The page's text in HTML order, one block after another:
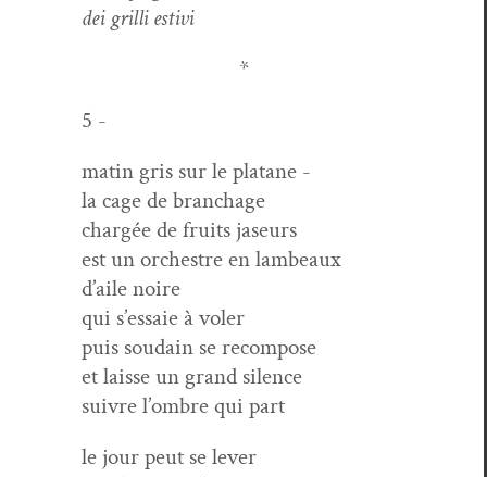
dei gril­li estivi
*
5 -
matin gris sur le platane -
la cage de branchage
chargée de fruits jaseurs
est un orchestre en lambeaux
d’aile noire
qui s’es­saie à voler
puis soudain se recompose
et laisse un grand silence
suiv­re l’om­bre qui part
le jour peut se lever